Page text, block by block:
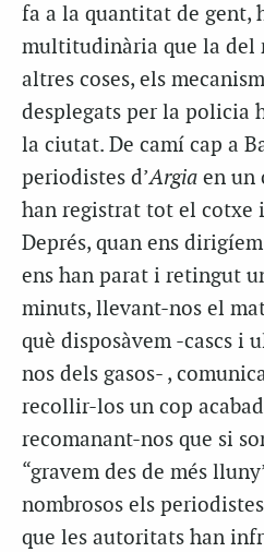
fa a la quantitat de gent,
multitudinària que la del
altres coses, els
desplegats per la policia
la ciutat. De camí cap a
periodistes d’Argia en un
han registrat tot el cotxe
Deprés, quan ens
ens han parat i retingut
minuts, llevant-nos el
què disposàvem -cascs i
nos dels gasos- ,
recollir-los un cop
recomanant-nos que si
“gravem des de més
nombrosos els
que les autoritats han